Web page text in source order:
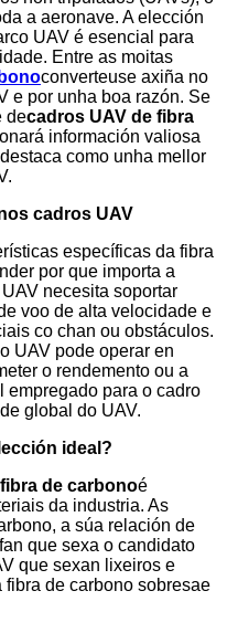
a aeronave. A elección
UAV é esencial para
Entre as moitas
converteuse axiña no
e por unha boa razón. Se
decadros UAV de fibra
información valiosa
como unha mellor
cadros UAV
específicas da fibra
por que importa a
necesita soportar
voo de alta velocidade e
co chan ou obstáculos.
UAV pode operar en
o rendemento ou a
empregado para o cadro
global do UAV.
ideal?
de carbonoé
da industria. As
a súa relación de
que sexa o candidato
que sexan lixeiros e
fibra de carbono sobresae